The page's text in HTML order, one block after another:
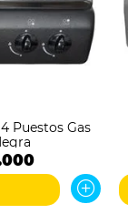
Puestos Gas